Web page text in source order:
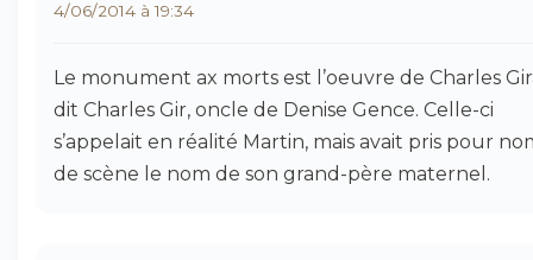
4/06/2014 à 19:34
Le monument ax morts est l’oeuvre de Charles
dit Charles Gir, oncle de Denise Gence. Celle-ci
s’appelait en réalité Martin, mais avait pris pour
de scène le nom de son grand-père maternel.